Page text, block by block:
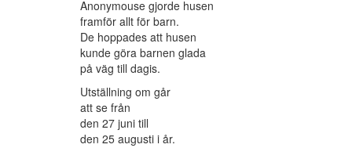
Anonymouse gjorde husen
framför allt för barn.
De hoppades att husen
kunde göra barnen glada
på väg till dagis.
Utställning om går
att se från
den 27 juni till
den 25 augusti i år.